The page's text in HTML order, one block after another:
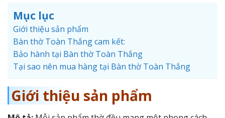
Mục lục
Giới thiệu sản phẩm
Bàn thờ Toàn Thắng cam kết:
Bảo hành tại Bàn thờ Toàn Thắng
Tại sao nên mua hàng tại Bàn thờ Toàn Thắng
Giới thiệu sản phẩm